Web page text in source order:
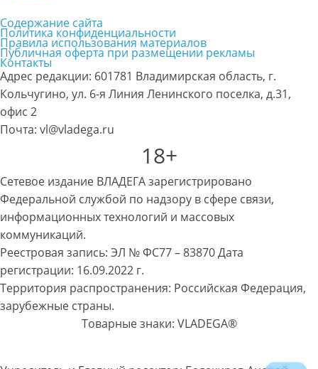
Содержание сайта
Политика конфиденциальности
Правила использования материалов
Публичная оферта при размещении рекламы
Контакты
Адрес редакции: 601781 Владимирская область, г.
Кольчугино, ул. 6-я Линия Ленинского поселка, д.31,
офис 2
Почта: vl@vladega.ru
18+
Сетевое издание ВЛАДЕГА зарегистрировано
Федеральной службой по надзору в сфере связи,
информационных технологий и массовых
коммуникаций.
Реестровая запись: ЭЛ № ФС77 – 83870 Дата
регистрации: 16.09.2022 г.
Территория распространения: Российская Федерация,
зарубежные страны.
Товарные знаки: VLADEGA®